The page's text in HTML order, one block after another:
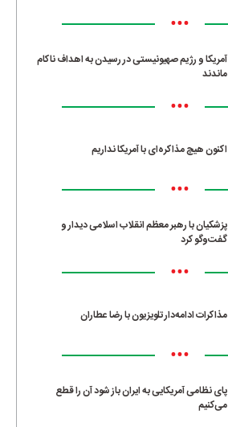
•••
آمریکا و رژیم صهیونیستی در رسیدن به اهداف ناکام
ماندند
•••
اکنون هیچ مذاکره‌ای با آمریکا نداریم
•••
پزشکیان با رهبر معظم انقلاب اسلامی دیدار و
گفت‌وگو کرد
•••
مذاکرات ادامه‌دار تلویزیون با رضا عطاران
•••
پای نظامی آمریکایی به ایران باز شود آن را قطع
می‌کنیم